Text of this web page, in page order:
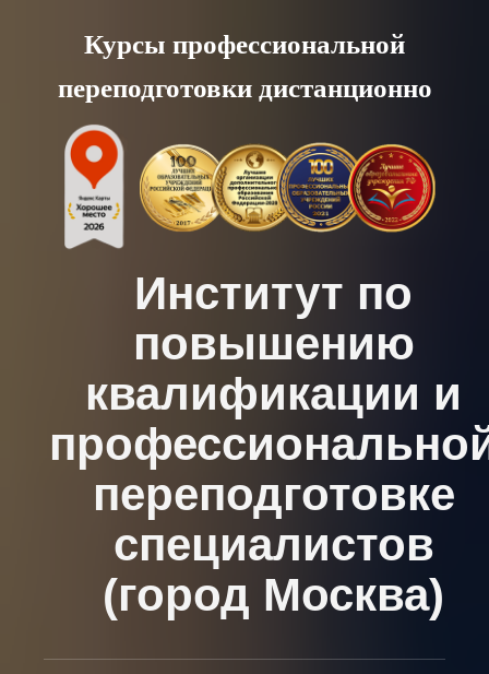
content
Курсы профессиональной
переподготовки дистанционно
Институт по
повышению
квалификации и
переподготовке
специалистов
(город Москва)